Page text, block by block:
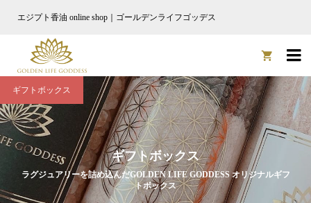
エジプト香油 online shop｜ゴールデンライフゴッデス

ギフトボックス
ラグジュアリーを詰め込んだGOLDEN LIFE GODDESS オリジナルギフ
トボックス
ギフトボックス